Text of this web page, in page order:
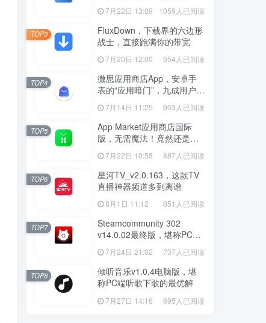
7月22日 13:09 1059人已阅读
FluxDown，下载界的六边形
战士，直接跑满你的带宽
7月20日 12:00 954人已阅读
TOP3
微思应用商店App，安卓手
表的“应用暗门”，九成用户还
没发现
7月14日 11:25 903人已阅读
TOP4
App Market应用商店国际
版，无需魔法！竟然还是大
厂出品？
7月22日 10:58 887人已阅读
TOP5
星河TV_v2.0.163，这款TV
直播神器频道多到离谱
8月1日 11:12 851人已阅读
TOP6
Steamcommunity 302
v14.0.02最终版，堪称PC玩
家必备的网络工具箱
7月24日 21:02 737人已阅读
TOP7
倾听音乐v1.0.4电脑版，堪
称PC端听歌下歌的最优解
7月27日 14:16 695人已阅读
TOP8